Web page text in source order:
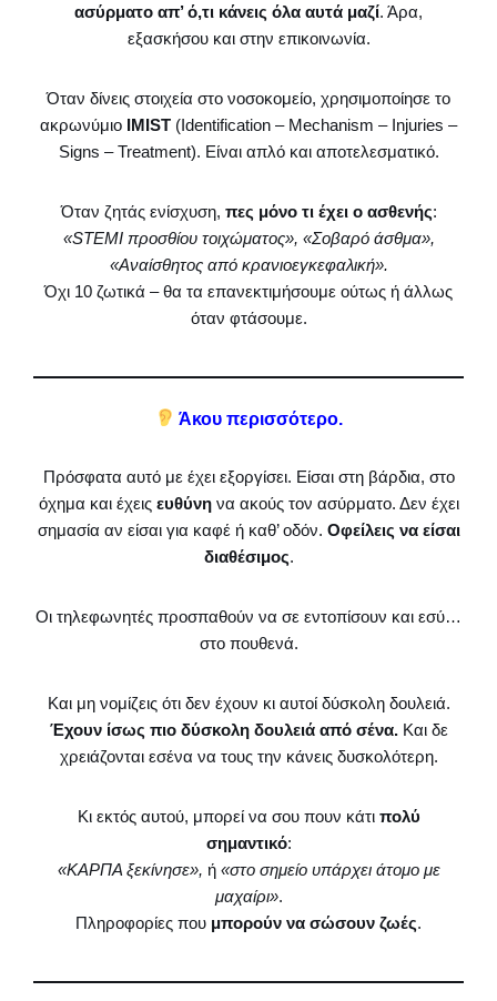
ασύρματο απ’ ό,τι κάνεις όλα αυτά μαζί. Άρα,
εξασκήσου και στην επικοινωνία.
Όταν δίνεις στοιχεία στο νοσοκομείο, χρησιμοποίησε το
ακρωνύμιο IMIST (Identification – Mechanism – Injuries –
Signs – Treatment). Είναι απλό και αποτελεσματικό.
Όταν ζητάς ενίσχυση, πες μόνο τι έχει ο ασθενής:
«STEMI προσθίου τοιχώματος», «Σοβαρό άσθμα»,
«Αναίσθητος από κρανιοεγκεφαλική».
Όχι 10 ζωτικά – θα τα επανεκτιμήσουμε ούτως ή άλλως
όταν φτάσουμε.
Άκου περισσότερο.
Πρόσφατα αυτό με έχει εξοργίσει. Είσαι στη βάρδια, στο
όχημα και έχεις ευθύνηνα ακούς τον ασύρματο. Δεν έχει
σημασία αν είσαι για καφέ ή καθ’ οδόν. Οφείλεις να είσαι
διαθέσιμος.
Οι τηλεφωνητές προσπαθούν να σε εντοπίσουν και εσύ…
στο πουθενά.
Και μη νομίζεις ότι δεν έχουν κι αυτοί δύσκολη δουλειά.
Έχουν ίσως πιο δύσκολη δουλειά από σένα.Και δε
χρειάζονται εσένα να τους την κάνεις δυσκολότερη.
Κι εκτός αυτού, μπορεί να σου πουν κάτι πολύ
σημαντικό:
«ΚΑΡΠΑ ξεκίνησε», ή «στο σημείο υπάρχει άτομο με
μαχαίρι».
Πληροφορίες που μπορούν να σώσουν ζωές.